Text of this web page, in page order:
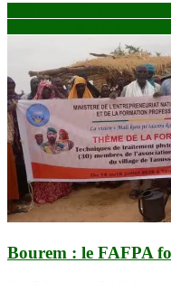
Navigation
de
l’article
Bourem : le FAFPA